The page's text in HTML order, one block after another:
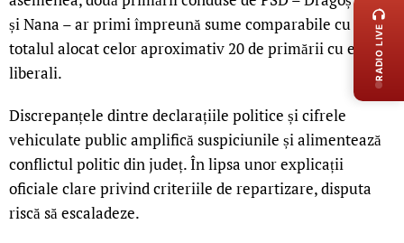
și Nana – ar primi împreună sume comparabile cu
totalul alocat celor aproximativ 20 de primării cu edili
liberali.
Discrepanțele dintre declarațiile politice și cifrele
vehiculate public amplifică suspiciunile și alimentează
conflictul politic din județ. În lipsa unor explicații
oficiale clare privind criteriile de repartizare, disputa
riscă să escaladeze.
RADIO LIVE